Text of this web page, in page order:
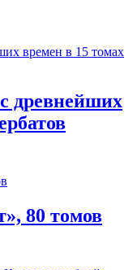
древнейших
80 томов